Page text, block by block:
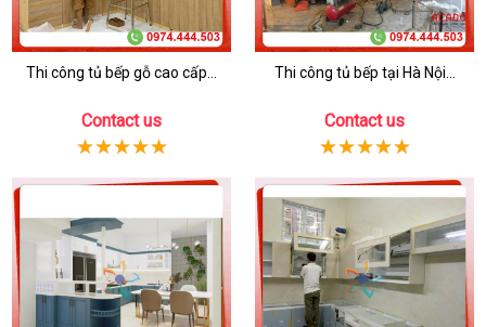
Thi công tủ bếp gỗ cao cấp...
Contact us
Thi công tủ bếp tại Hà Nội...
Contact us